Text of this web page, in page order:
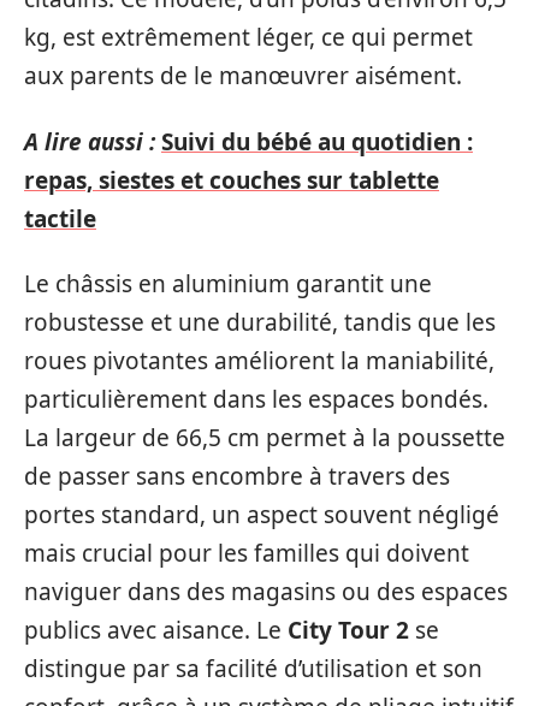
kg, est extrêmement léger, ce qui permet
aux parents de le manœuvrer aisément.
A lire aussi :Suivi du bébé au quotidien :
repas, siestes et couches sur tablette
tactile
Le châssis en aluminium garantit une
robustesse et une durabilité, tandis que les
roues pivotantes améliorent la maniabilité,
particulièrement dans les espaces bondés.
La largeur de 66,5 cm permet à la poussette
de passer sans encombre à travers des
portes standard, un aspect souvent négligé
mais crucial pour les familles qui doivent
naviguer dans des magasins ou des espaces
publics avec aisance. Le City Tour 2 se
distingue par sa facilité d’utilisation et son